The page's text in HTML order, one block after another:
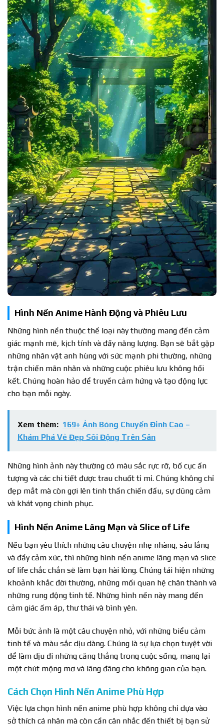
Hình Nền Anime Hành Động và Phiêu Lưu
Những hình nền thuộc thể loại này thường mang đến cảm
giác mạnh mẽ, kịch tính và đầy năng lượng. Bạn sẽ bắt gặp
những nhân vật anh hùng với sức mạnh phi thường, những
trận chiến mãn nhãn và những cuộc phiêu lưu không hồi
kết. Chúng hoàn hảo để truyền cảm hứng và tạo động lực
cho bạn mỗi ngày.
Xem thêm: 169+ Ảnh Bóng Chuyền Đỉnh Cao –
Khám Phá Vẻ Đẹp Sôi Động Trên Sân
Những hình ảnh này thường có màu sắc rực rỡ, bố cục ấn
tượng và các chi tiết được trau chuốt tỉ mỉ. Chúng không chỉ
đẹp mắt mà còn gợi lên tinh thần chiến đấu, sự dũng cảm
và khát vọng chinh phục.
Hình Nền Anime Lãng Mạn và Slice of Life
Nếu bạn yêu thích những câu chuyện nhẹ nhàng, sâu lắng
và đầy cảm xúc, thì những hình nền anime lãng mạn và slice
of life chắc chắn sẽ làm bạn hài lòng. Chúng tái hiện những
khoảnh khắc đời thường, những mối quan hệ chân thành và
những rung động tinh tế. Những hình nền này mang đến
cảm giác ấm áp, thư thái và bình yên.
Mỗi bức ảnh là một câu chuyện nhỏ, với những biểu cảm
tinh tế và màu sắc dịu dàng. Chúng là sự lựa chọn tuyệt vời
để làm dịu đi những căng thẳng trong cuộc sống, mang lại
một chút mộng mơ và lãng đãng cho không gian của bạn.
Cách Chọn Hình Nền Anime Phù Hợp
Việc lựa chọn hình nền anime phù hợp không chỉ dựa vào
sở thích cá nhân mà còn cần cân nhắc đến thiết bị bạn sử